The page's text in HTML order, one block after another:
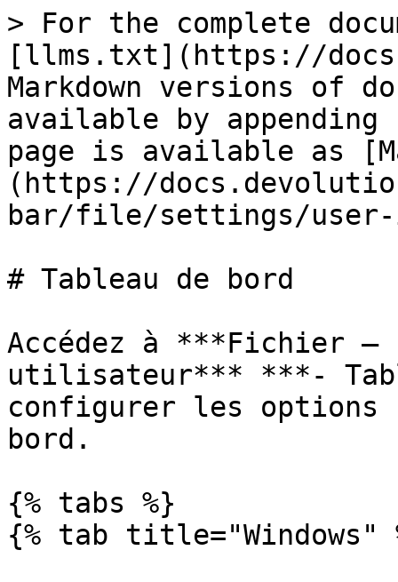
> For the complete
[llms.txt](https://
Markdown versions of
available by
page is available as
(https://
bar/file/settings/user-
# Tableau de bord
Accédez à ***Fichier –
utilisateur*** ***-
configurer les options
bord.
{% tabs %}
{% tab title="Windows"